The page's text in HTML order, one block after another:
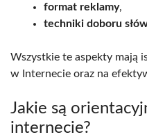
format reklamy,
techniki doboru
Wszystkie te aspekty mają
w Internecie oraz na
Jakie są
internecie?